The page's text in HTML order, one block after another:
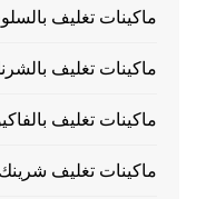
ماكينات تغليف
ماكينات تغليف
ماكينات تغليف
ماكينات تغليف شرينك